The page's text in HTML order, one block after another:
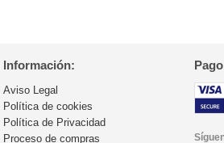
Información:
Aviso Legal
Política de cookies
Política de Privacidad
Proceso de compras